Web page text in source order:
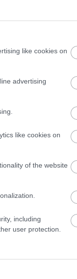
like cookies on
advertising
like cookies on
of the website
including
user protection.
győzelmét.
székbe, egészen
mint politikai
jelöltje a nyári
bírálta.
a pártjából,
év második